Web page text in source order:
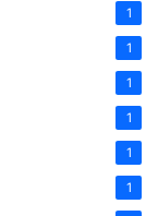
1
1
1
1
1
1